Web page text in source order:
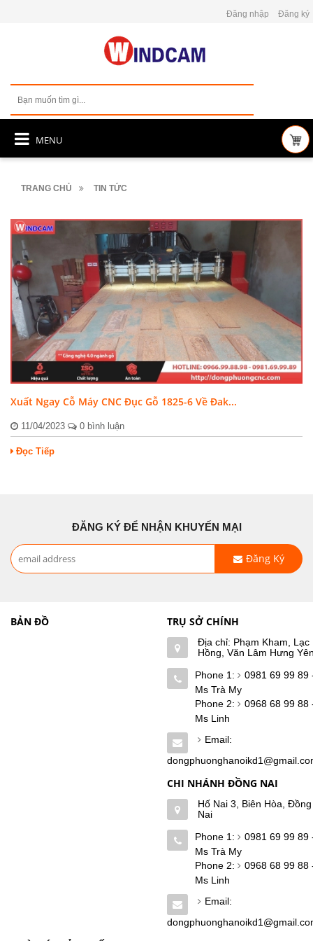
Đăng nhập Đăng ký
MENU
TRANG CHỦ TIN TỨC
Xuất Ngay Cỗ Máy CNC Đục Gỗ 1825-6 Về Đak...
11/04/2023 0 bình luận
Đọc Tiếp
ĐĂNG KÝ ĐỂ NHẬN KHUYẾN MẠI
Đăng Ký
BẢN ĐỒ TRỤ SỞ CHÍNH
Địa chỉ: Phạm Kham, Lạc
Hồng, Văn Lâm Hưng
Phone 1:
0981 69 99 89
Ms Trà My
Phone 2:
0968 68 99 88
Ms Linh
Email:
CHI NHÁNH ĐỒNG NAI
Hố Nai 3, Biên Hòa, Đồng
Nai
Phone 1:
0981 69 99 89
Ms Trà My
Phone 2:
0968 68 99 88
Ms Linh
Email: